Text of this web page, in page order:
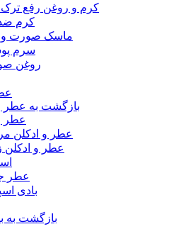
کرم و روغن رفع ترک
کرم
ماسک صورت و
سرم
روغن
بازگشت به عطر
عطر
عطر و ادکلن
عطر و ادکلن
عطر
بادی
بازگشت به